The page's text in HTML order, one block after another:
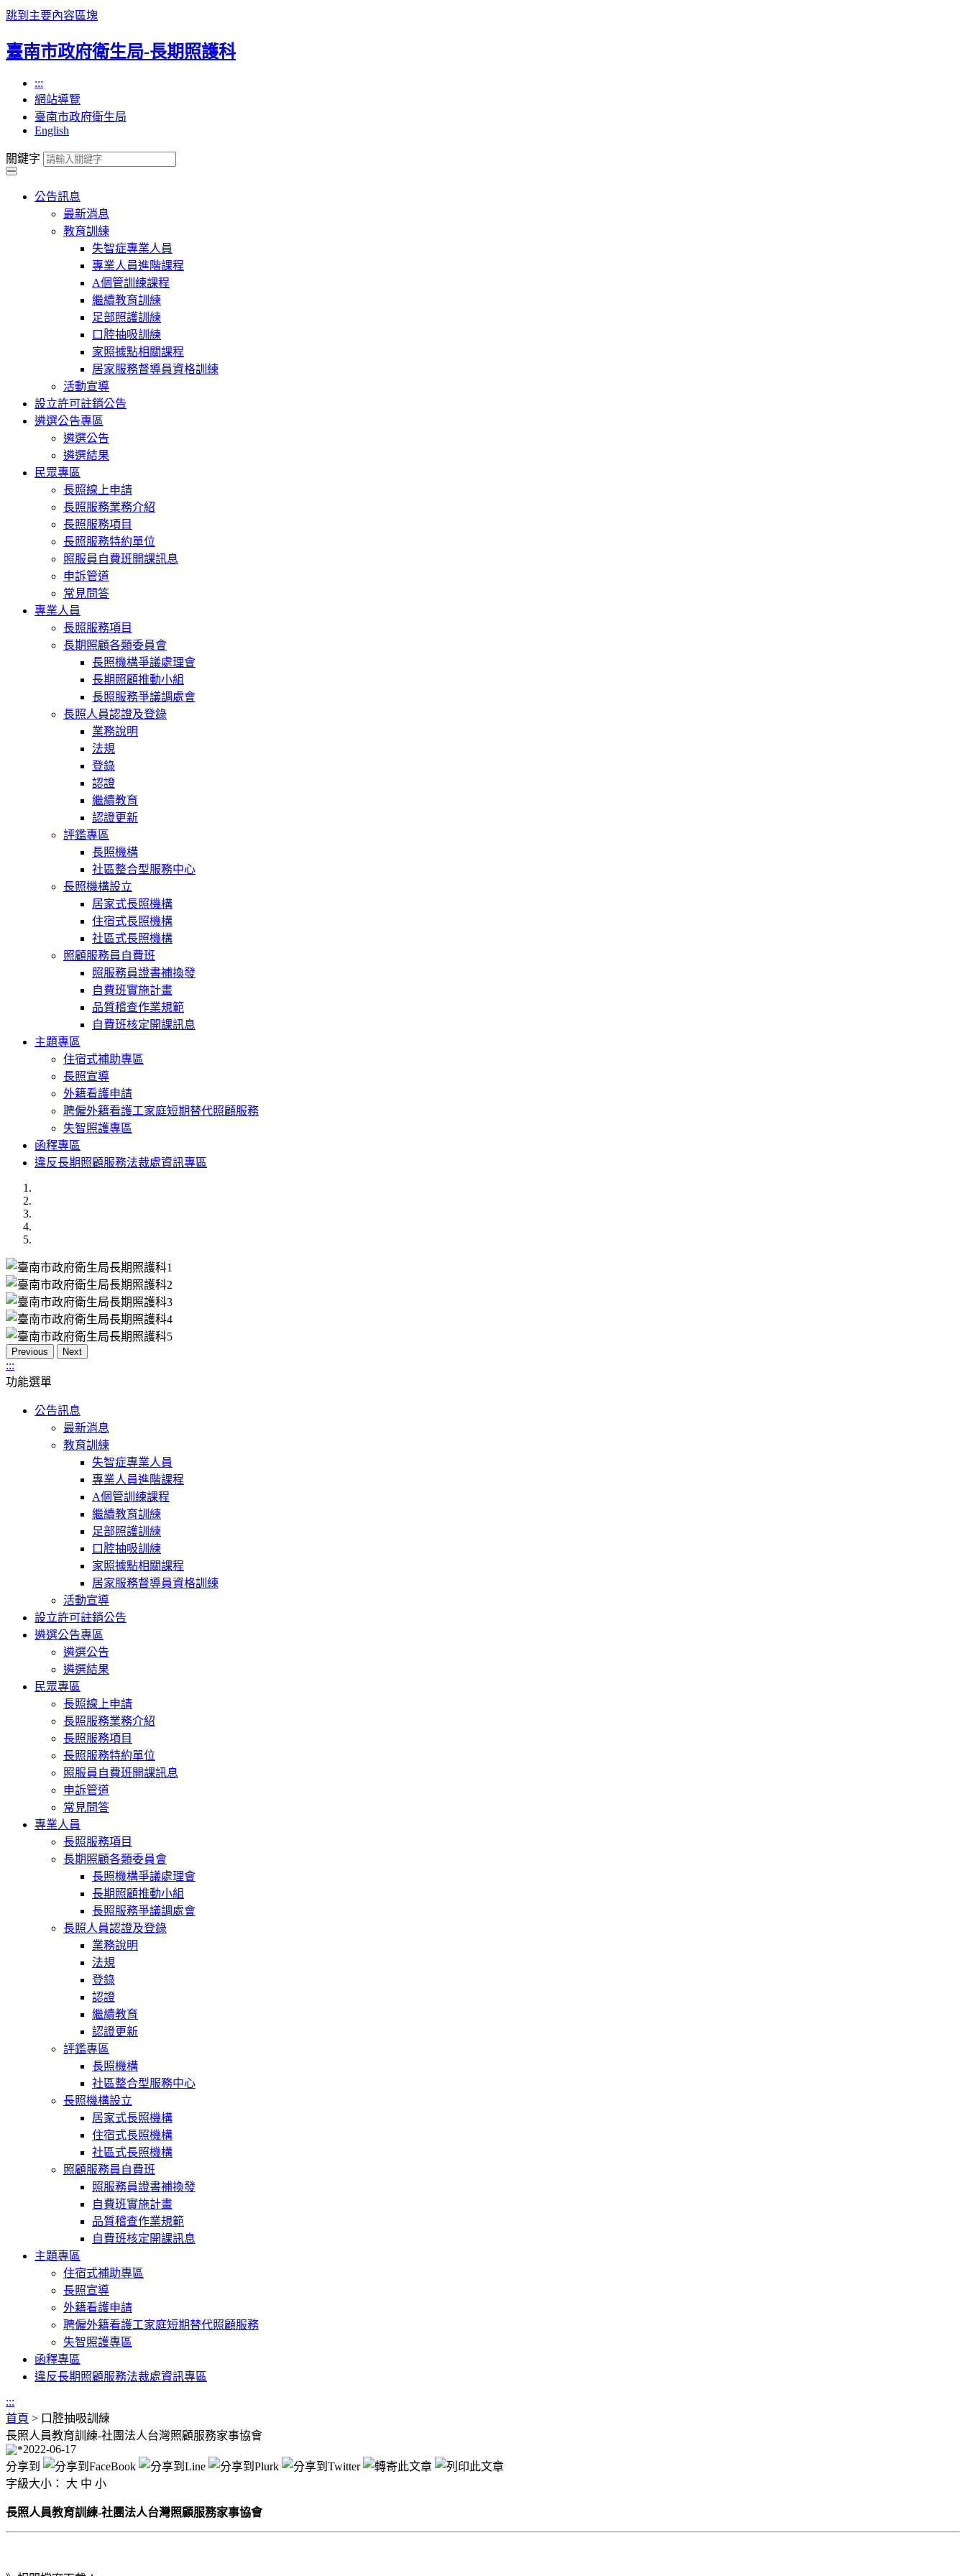
跳到主要內容區塊
臺南市政府衛生局-長期照護科
:::
網站導覽
臺南市政府衛生局
English
關鍵字
公告訊息
最新消息
教育訓練
失智症專業人員
專業人員進階課程
A個管訓練課程
繼續教育訓練
足部照護訓練
口腔抽吸訓練
家照據點相關課程
居家服務督導員資格訓練
活動宣導
設立許可註銷公告
遴選公告專區
遴選公告
遴選結果
民眾專區
長照線上申請
長照服務業務介紹
長照服務項目
長照服務特約單位
照服員自費班開課訊息
申訴管道
常見問答
專業人員
長照服務項目
長期照顧各類委員會
長照機構爭議處理會
長期照顧推動小組
長照服務爭議調處會
長照人員認證及登錄
業務說明
法規
登錄
認證
繼續教育
認證更新
評鑑專區
長照機構
社區整合型服務中心
長照機構設立
居家式長照機構
住宿式長照機構
社區式長照機構
照顧服務員自費班
照服務員證書補換發
自費班實施計畫
品質稽查作業規範
自費班核定開課訊息
主題專區
住宿式補助專區
長照宣導
外籍看護申請
聘僱外籍看護工家庭短期替代照顧服務
失智照護專區
函釋專區
違反長期照顧服務法裁處資訊專區
Previous Next
:::
功能選單
公告訊息
最新消息
教育訓練
失智症專業人員
專業人員進階課程
A個管訓練課程
繼續教育訓練
足部照護訓練
口腔抽吸訓練
家照據點相關課程
居家服務督導員資格訓練
活動宣導
設立許可註銷公告
遴選公告專區
遴選公告
遴選結果
民眾專區
長照線上申請
長照服務業務介紹
長照服務項目
長照服務特約單位
照服員自費班開課訊息
申訴管道
常見問答
專業人員
長照服務項目
長期照顧各類委員會
長照機構爭議處理會
長期照顧推動小組
長照服務爭議調處會
長照人員認證及登錄
業務說明
法規
登錄
認證
繼續教育
認證更新
評鑑專區
長照機構
社區整合型服務中心
長照機構設立
居家式長照機構
住宿式長照機構
社區式長照機構
照顧服務員自費班
照服務員證書補換發
自費班實施計畫
品質稽查作業規範
自費班核定開課訊息
主題專區
住宿式補助專區
長照宣導
外籍看護申請
聘僱外籍看護工家庭短期替代照顧服務
失智照護專區
函釋專區
違反長期照顧服務法裁處資訊專區
:::
首頁 > 口腔抽吸訓練
長照人員教育訓練-社團法人台灣照顧服務家事協會
2022-06-17
分享到
字級大小： 大 中 小
長照人員教育訓練-社團法人台灣照顧服務家事協會